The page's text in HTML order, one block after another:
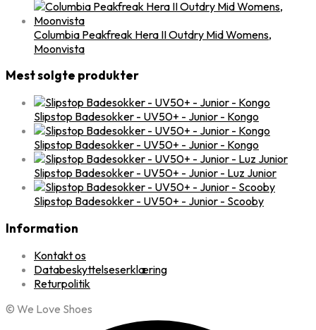
Columbia Peakfreak Hera II Outdry Mid Womens,
Moonvista
Mest solgte produkter
Slipstop Badesokker - UV50+ - Junior - Kongo
Slipstop Badesokker - UV50+ - Junior - Kongo
Slipstop Badesokker - UV50+ - Junior - Luz Junior
Slipstop Badesokker - UV50+ - Junior - Scooby
Information
Kontakt os
Databeskyttelseserklæring
Returpolitik
© We Love Shoes